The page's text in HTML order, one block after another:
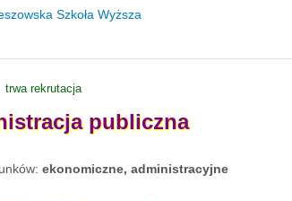
Szkoła Wyższa
trwa rekrutacja
publiczna
ekonomiczne, administracyjne